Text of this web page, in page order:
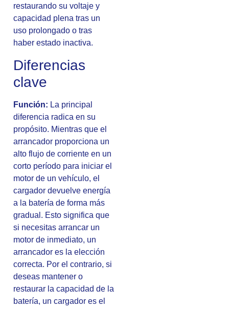
restaurando su voltaje y
capacidad plena tras un
uso prolongado o tras
haber estado inactiva.
Diferencias
clave
Función: La principal
diferencia radica en su
propósito. Mientras que el
arrancador proporciona un
alto flujo de corriente en un
corto período para iniciar el
motor de un vehículo, el
cargador devuelve energía
a la batería de forma más
gradual. Esto significa que
si necesitas arrancar un
motor de inmediato, un
arrancador es la elección
correcta. Por el contrario, si
deseas mantener o
restaurar la capacidad de la
batería, un cargador es el